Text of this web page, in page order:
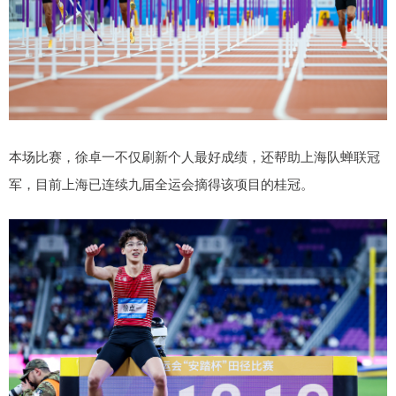
本场比赛，徐卓一不仅刷新个人最好成绩，还帮助上海队蝉联冠
军，目前上海已连续九届全运会摘得该项目的桂冠。